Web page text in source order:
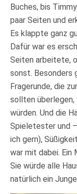
Buches, bis
paar Seiten und
Es klappte ganz
Dafür war es
Seiten arbeitete,
sonst. Besonders
Fragerunde, die
sollten überlegen,
würden. Und die
Spieletester und
ich gern),
war mit dabei. Ein
Sie würde alle
natürlich ein